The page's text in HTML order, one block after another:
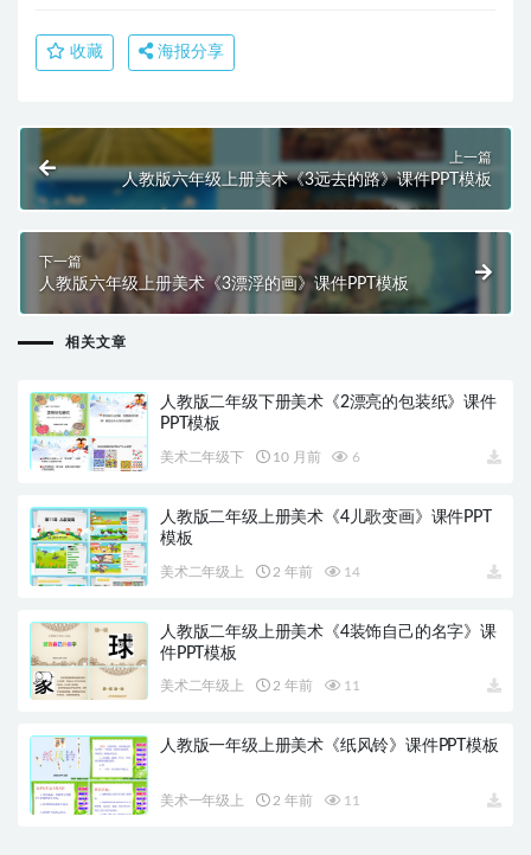
收藏 海报分享
上一篇
人教版六年级上册美术《3远去的路》课件PPT模板
下一篇
人教版六年级上册美术《3漂浮的画》课件PPT模板
相关文章
人教版二年级下册美术《2漂亮的包装纸》课件
PPT模板
美术二年级下 10 月前 6
人教版二年级上册美术《4儿歌变画》课件PPT
模板
美术二年级上 2 年前 14
人教版二年级上册美术《4装饰自己的名字》课
件PPT模板
美术二年级上 2 年前 11
人教版一年级上册美术《纸风铃》课件PPT模板
美术一年级上 2 年前 11